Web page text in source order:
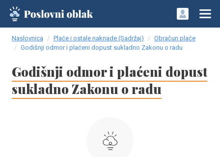
Naslovnica Plaće i ostale naknade (Sadržaj)
Obračun plaće
Godišnji odmor i plaćeni dopust sukladno Zakonu o radu
Godišnji odmor i plaćeni dopust
sukladno Zakonu o radu